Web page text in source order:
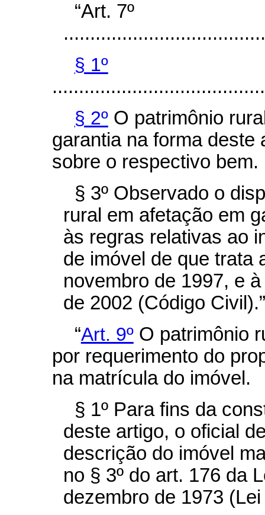
“Art. 7º
§ 1º
§ 2ºO patrimônio
garantia na forma deste
sobre o respectivo bem.
§ 3º Observado o
rural em afetação em
às regras relativas ao
de imóvel de que trata
novembro de 1997, e
de 2002 (Código
“Art. 9ºO patrimônio
por requerimento do
na matrícula do imóvel.
§ 1º Para fins da
deste artigo, o oficial
descrição do imóvel
no § 3º do art. 176 da
dezembro de 1973